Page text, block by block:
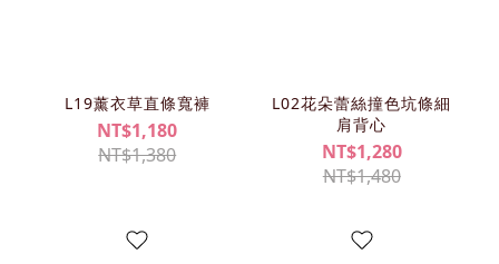
L19薰衣草直條寬褲
NT$1,180
NT$1,380
L02花朵蕾絲撞色坑條細
肩背心
NT$1,280
NT$1,480